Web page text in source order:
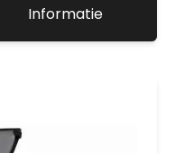
Informatie